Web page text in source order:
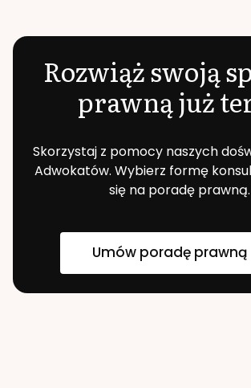
Rozwiąż swoją
prawną już
Skorzystaj z pomocy naszych
Adwokatów. Wybierz formę
się na poradę prawną.
Umów poradę prawną